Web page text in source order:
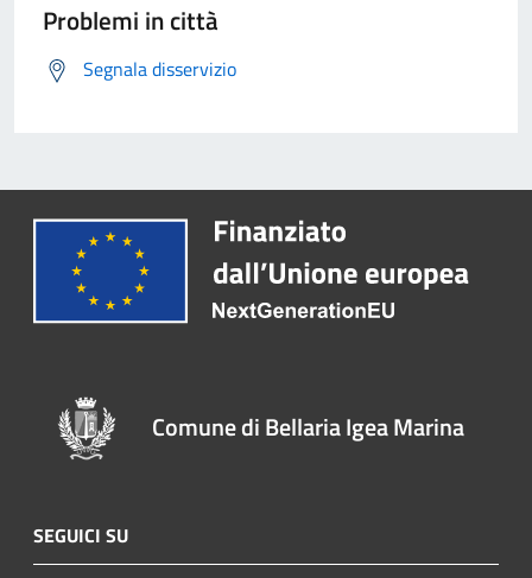
Problemi in città
Segnala disservizio
Comune di Bellaria Igea Marina
SEGUICI SU